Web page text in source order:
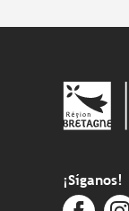
¡Síganos!